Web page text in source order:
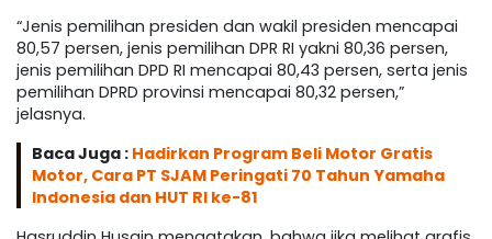
“Jenis pemilihan presiden dan wakil presiden mencapai
80,57 persen, jenis pemilihan DPR RI yakni 80,36 persen,
jenis pemilihan DPD RI mencapai 80,43 persen, serta jenis
pemilihan DPRD provinsi mencapai 80,32 persen,”
jelasnya.
Baca Juga : Hadirkan Program Beli Motor Gratis
Motor, Cara PT SJAM Peringati 70 Tahun Yamaha
Indonesia dan HUT RI ke-81